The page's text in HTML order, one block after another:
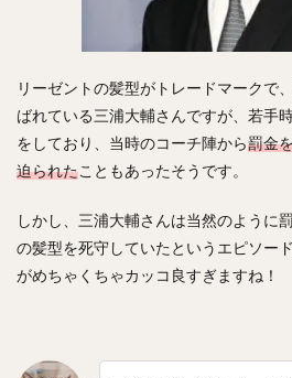
リーゼントの髪型がトレードマークで
ばれている三浦大輔さんですが、若手
をしており、当時のコーチ陣から罰金
迫られたこともあったそうです。
しかし、三浦大輔さんは当然のように
の髪型を死守していたというエピソー
がめちゃくちゃカッコ良すぎますね！
炭谷銀仁朗（すみたにぎんじろう）
野村勇（のむらいさみ）
五十幡亮汰（いそばたりょうた）
清水昇（しみずのぼる）
栗林良吏（くりばやしりょうじ）
エルネスト・アントニオ・メヒア・
中田賢一（なかたけんいち）
吉住晴斗（よしずみはると）